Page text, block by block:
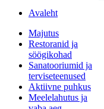
Avaleht
Majutus
Restoranid ja
söögikohad
Sanatooriumid ja
terviseteenused
Aktiivne puhkus
Meelelahutus ja